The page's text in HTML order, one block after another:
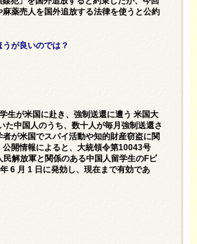
薬売人を国外追放する法律を使うと公約
が良いのでは？
生が米国に赴き、強制送還に遭う 米国大
中国人のうち、数十人が毎月強制送還さ
が米国でスパイ活動や知的財産窃盗に関
開情報によると、大統領令第10043号
解放軍と関係のある中国人留学生のFビ
6 月 1 日に発効し、現在まで有効であ